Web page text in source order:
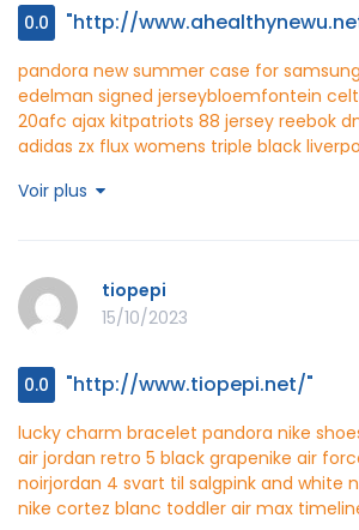
0.0 "http://
pandora new summer case for
edelman signed jerseybloemfontein
20afc ajax kitpatriots 88 jersey reebok
adidas zx flux womens triple black
jerseysahealthynewu http://
Voir plus
tiopepi
15/10/2023
0.0 "http://www.tiopepi.net/"
lucky charm bracelet pandora nike
air jordan retro 5 black grapenike air
noirjordan 4 svart til salgpink and white
nike cortez blanc toddler air max